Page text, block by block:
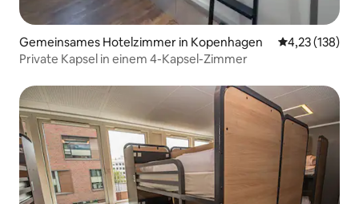
Gemeinsames Hotelzimmer in Kopenhagen
4,23 (138)
Private Kapsel in einem 4-Kapsel-Zimmer